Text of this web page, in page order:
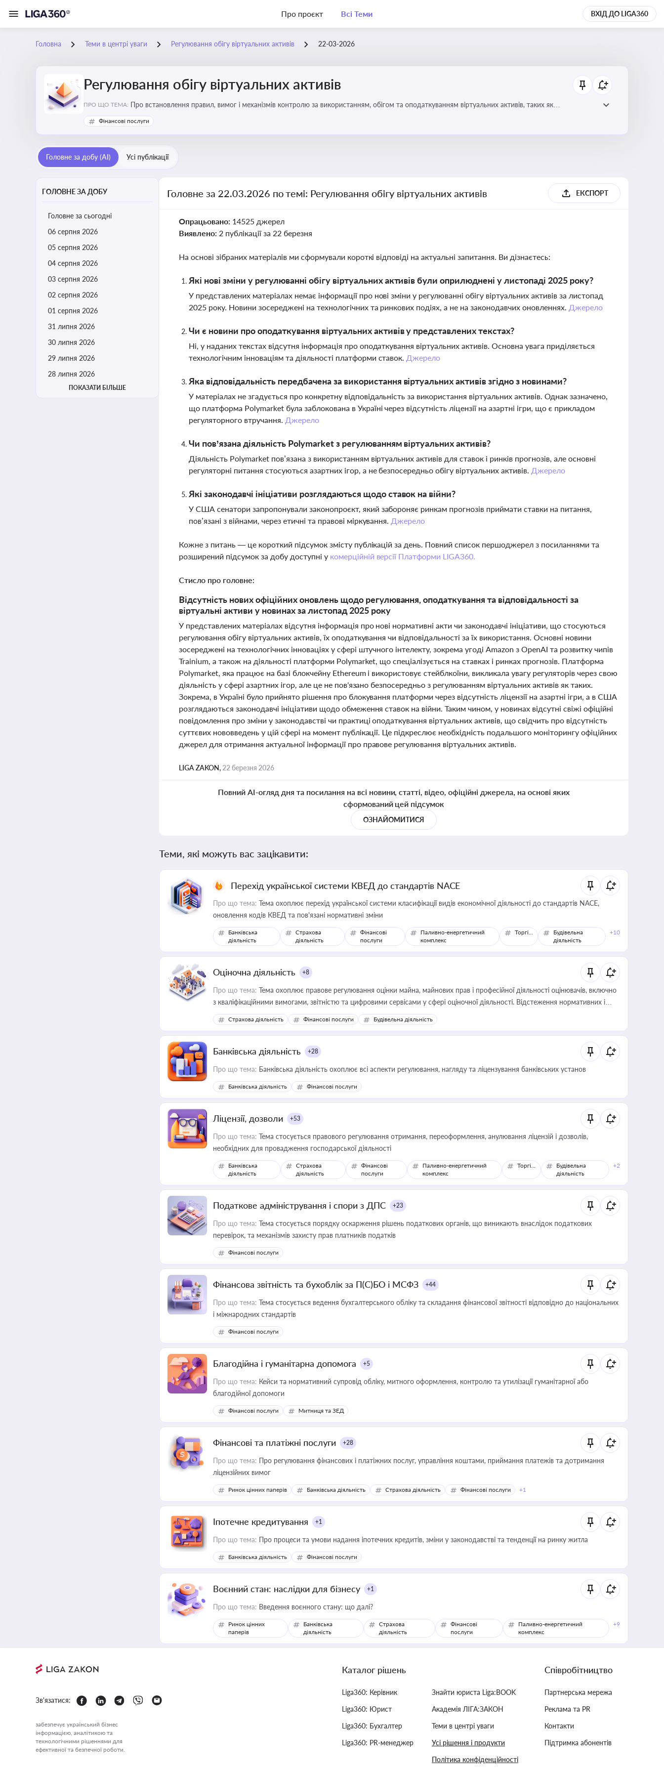
Про проєкт Всі Теми ВХІД ДО LIGA360
Головна Теми в центрі уваги Регулювання обігу віртуальних активів 22-03-2026
Регулювання обігу віртуальних активів
ПРО ЩО ТЕМА: Про встановлення правил, вимог і механізмів контролю за використанням, обігом та оподаткуванням віртуальних активів, таких як
криптовалюти
Фінансові послуги
Головне за добу (AI) Усі публікації
ГОЛОВНЕ ЗА ДОБУ
Головне за сьогодні
06 серпня 2026
05 серпня 2026
04 серпня 2026
03 серпня 2026
02 серпня 2026
01 серпня 2026
31 липня 2026
30 липня 2026
29 липня 2026
28 липня 2026
ПОКАЗАТИ БІЛЬШЕ
Головне за 22.03.2026 по темі: Регулювання обігу віртуальних активів ЕКСПОРТ
Опрацьовано: 14525 джерел
Виявлено: 2 публікації за 22 березня
На основі зібраних матеріалів ми сформували короткі відповіді на актуальні запитання. Ви дізнаєтесь:
Які нові зміни у регулюванні обігу віртуальних активів були оприлюднені у листопаді 2025 року?
У представлених матеріалах немає інформації про нові зміни у регулюванні обігу віртуальних активів за листопад
2025 року. Новини зосереджені на технологічних та ринкових подіях, а не на законодавчих оновленнях. Джерело
Чи є новини про оподаткування віртуальних активів у представлених текстах?
Ні, у наданих текстах відсутня інформація про оподаткування віртуальних активів. Основна увага приділяється
технологічним інноваціям та діяльності платформи ставок. Джерело
Яка відповідальність передбачена за використання віртуальних активів згідно з новинами?
У матеріалах не згадується про конкретну відповідальність за використання віртуальних активів. Однак зазначено,
що платформа Polymarket була заблокована в Україні через відсутність ліцензії на азартні ігри, що є прикладом
регуляторного втручання. Джерело
Чи пов’язана діяльність Polymarket з регулюванням віртуальних активів?
Діяльність Polymarket пов’язана з використанням віртуальних активів для ставок і ринків прогнозів, але основні
регуляторні питання стосуються азартних ігор, а не безпосередньо обігу віртуальних активів. Джерело
Які законодавчі ініціативи розглядаються щодо ставок на війни?
У США сенатори запропонували законопроєкт, який забороняє ринкам прогнозів приймати ставки на питання,
пов’язані з війнами, через етичні та правові міркування. Джерело
Кожне з питань — це короткий підсумок змісту публікацій за день. Повний список першоджерел з посиланнями та
розширений підсумок за добу доступні у комерційній версії Платформи LIGA360.
Стисло про головне:
Відсутність нових офіційних оновлень щодо регулювання, оподаткування та відповідальності за
віртуальні активи у новинах за листопад 2025 року
У представлених матеріалах відсутня інформація про нові нормативні акти чи законодавчі ініціативи, що стосуються
регулювання обігу віртуальних активів, їх оподаткування чи відповідальності за їх використання. Основні новини
зосереджені на технологічних інноваціях у сфері штучного інтелекту, зокрема угоді Amazon з OpenAI та розвитку чипів
Trainium, а також на діяльності платформи Polymarket, що спеціалізується на ставках і ринках прогнозів. Платформа
Polymarket, яка працює на базі блокчейну Ethereum і використовує стейблкоїни, викликала увагу регуляторів через свою
діяльність у сфері азартних ігор, але це не пов'язано безпосередньо з регулюванням віртуальних активів як таких.
Зокрема, в Україні було прийнято рішення про блокування платформи через відсутність ліцензії на азартні ігри, а в США
розглядаються законодавчі ініціативи щодо обмеження ставок на війни. Таким чином, у новинах відсутні свіжі офіційні
повідомлення про зміни у законодавстві чи практиці оподаткування віртуальних активів, що свідчить про відсутність
суттєвих нововведень у цій сфері на момент публікації. Це підкреслює необхідність подальшого моніторингу офіційних
джерел для отримання актуальної інформації про правове регулювання віртуальних активів.
LIGA ZAKON, 22 березня 2026
Повний AI-огляд дня та посилання на всі новини, статті, відео, офіційні джерела, на основі яких
сформований цей підсумок
ОЗНАЙОМИТИСЯ
Теми, які можуть вас зацікавити:
Перехід української системи КВЕД до стандартів NACE
Про що тема: Тема охоплює перехід української системи класифікації видів економічної діяльності до стандартів NACE,
оновлення кодів КВЕД та пов'язані нормативні зміни
Банківська
діяльність
Страхова
діяльність
Фінансові
послуги
Паливно-енергетичний
комплекс
Торгівля
Будівельна
діяльність
+10
Оціночна діяльність +8
Про що тема: Тема охоплює правове регулювання оцінки майна, майнових прав і професійної діяльності оцінювачів, включно
з кваліфікаційними вимогами, звітністю та цифровими сервісами у сфері оціночної діяльності. Відстеження нормативних і
медійних змін у цій сфері корисне для власника бізнесу, керівника, юриста або бухгалтера під час оподаткування,
приватизації, оренди державного майна, корпоративних угод і перевірки статусу суб'єктів оціночної діяльності
Страхова діяльність Фінансові послуги Будівельна діяльність
Банківська діяльність +28
Про що тема: Банківська діяльність охоплює всі аспекти регулювання, нагляду та ліцензування банківських установ
Банківська діяльність Фінансові послуги
Ліцензії, дозволи +53
Про що тема: Тема стосується правового регулювання отримання, переоформлення, анулювання ліцензій і дозволів,
необхідних для провадження господарської діяльності
Банківська
діяльність
Страхова
діяльність
Фінансові
послуги
Паливно-енергетичний
комплекс
Торгівля
Будівельна
діяльність
+2
Податкове адміністрування і спори з ДПС +23
Про що тема: Тема стосується порядку оскарження рішень податкових органів, що виникають внаслідок податкових
перевірок, та механізмів захисту прав платників податків
Фінансові послуги
Фінансова звітність та бухоблік за П(С)БО і МСФЗ +44
Про що тема: Тема стосується ведення бухгалтерського обліку та складання фінансової звітності відповідно до національних
і міжнародних стандартів
Фінансові послуги
Благодійна і гуманітарна допомога +5
Про що тема: Кейси та нормативний супровід обліку, митного оформлення, контролю та утилізації гуманітарної або
благодійної допомоги
Фінансові послуги Митниця та ЗЕД
Фінансові та платіжні послуги +28
Про що тема: Про регулювання фінансових і платіжних послуг, управління коштами, приймання платежів та дотримання
ліцензійних вимог
Ринок цінних паперів Банківська діяльність Страхова діяльність Фінансові послуги +1
Іпотечне кредитування +1
Про що тема: Про процеси та умови надання іпотечних кредитів, зміни у законодавстві та тенденції на ринку житла
Банківська діяльність Фінансові послуги
Воєнний стан: наслідки для бізнесу +1
Про що тема: Введення воєнного стану: що далі?
Ринок цінних
паперів
Банківська
діяльність
Страхова
діяльність
Фінансові
послуги
Паливно-енергетичний
комплекс
+9
Зв'язатися:
забезпечує український бізнес
інформацією, аналітикою та
технологічними рішеннями для
ефективної та безпечної роботи.
Каталог рішень
Liga360: Керівник
Liga360: Юрист
Liga360: Бухгалтер
Liga360: PR-менеджер
Знайти юриста Liga:BOOK
Академія ЛІГА:ЗАКОН
Теми в центрі уваги
Усі рішення і продукти
Політика конфіденційності
Співробітництво
Партнерська мережа
Реклама та PR
Контакти
Підтримка абонентів